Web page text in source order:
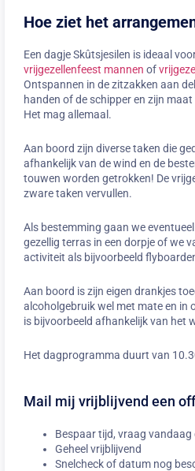
Hoe ziet het
Een dagje Skûtsjesilen is ideaal
vrijgezellenfeest mannen of
Ontspannen in de zitzakken aan
handen of de schipper en zijn
Het mag allemaal.
Aan boord zijn diverse taken die
afhankelijk van de wind en de
touwen worden getrokken! De
zware taken vervullen.
Als bestemming gaan we
gezellig terras in een dorpje of we
activiteit als bijvoorbeeld
Aan boord is zijn eigen drankjes
alcoholgebruik wel met mate en in
is bijvoorbeeld afhankelijk van het
Het dagprogramma duurt van
Mail mij vrijblijvend een
Bespaar tijd, vraag vandaag
Geheel vrijblijvend
Snelcheck of datum nog